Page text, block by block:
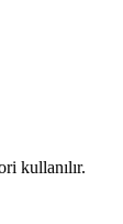
kullanılır.